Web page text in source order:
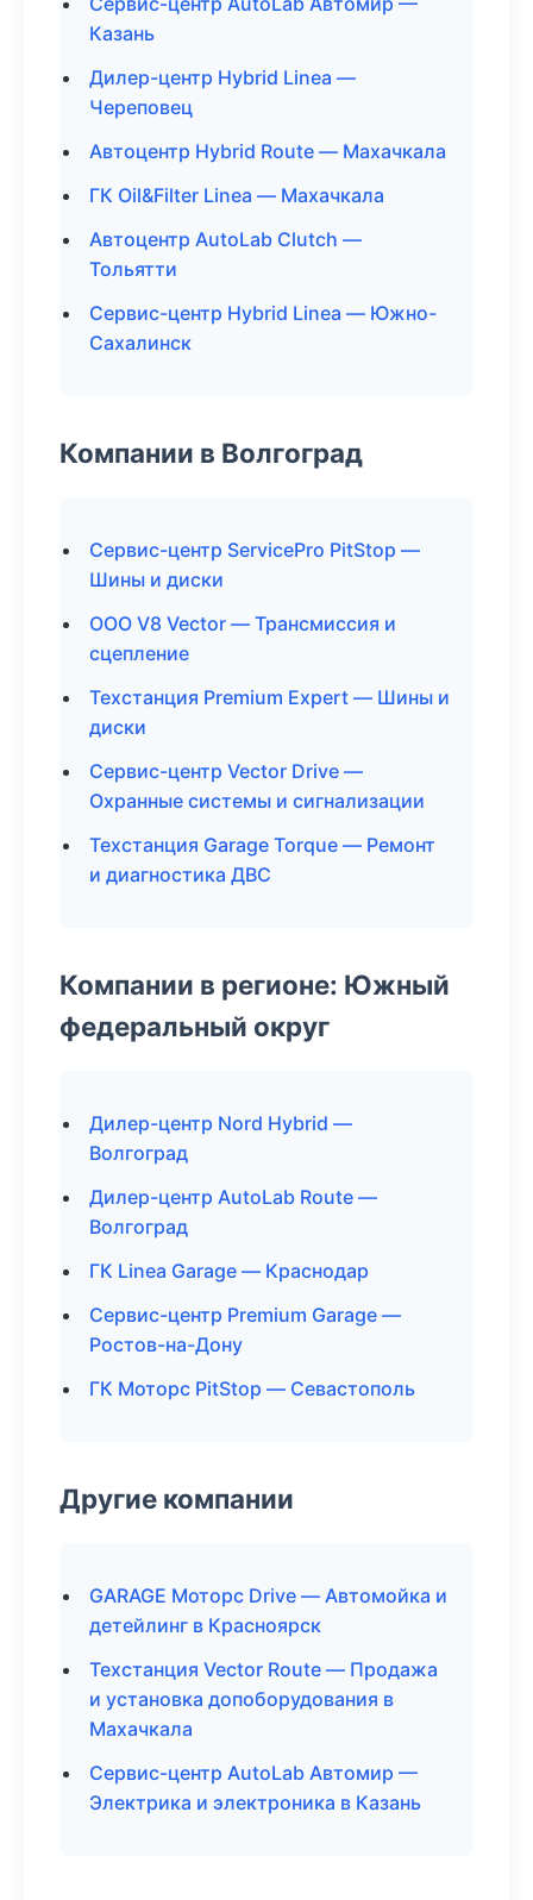
Казань
Дилер-центр Hybrid Linea —
Череповец
Автоцентр Hybrid Route — Махачкала
ГК Oil&Filter Linea — Махачкала
Автоцентр AutoLab Clutch —
Тольятти
Сервис-центр Hybrid Linea — Южно-
Сахалинск
Компании в Волгоград
Сервис-центр ServicePro PitStop —
Шины и диски
ООО V8 Vector — Трансмиссия и
сцепление
Техстанция Premium Expert — Шины и
диски
Сервис-центр Vector Drive —
Охранные системы и сигнализации
Техстанция Garage Torque — Ремонт
и диагностика ДВС
Компании в регионе: Южный
федеральный округ
Дилер-центр Nord Hybrid —
Волгоград
Дилер-центр AutoLab Route —
Волгоград
ГК Linea Garage — Краснодар
Сервис-центр Premium Garage —
Ростов-на-Дону
ГК Моторс PitStop — Севастополь
Другие компании
GARAGE Моторс Drive — Автомойка и
детейлинг в Красноярск
Техстанция Vector Route — Продажа
и установка допоборудования в
Махачкала
Сервис-центр AutoLab Автомир —
Электрика и электроника в Казань